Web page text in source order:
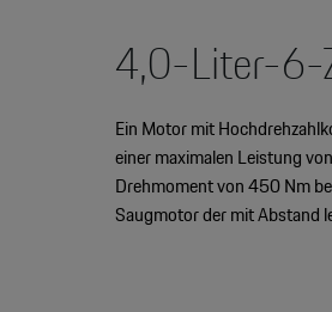
4,0-Liter-6-
Ein Motor mit
einer maximalen Leistung
Drehmoment von 450 Nm
Saugmotor der mit Abstand